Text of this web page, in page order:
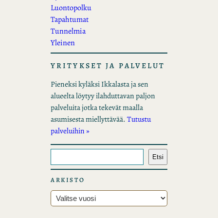
Luontopolku
Tapahtumat
Tunnelmia
Yleinen
YRITYKSET JA PALVELUT
Pieneksi kyläksi Ikkalasta ja sen
alueelta löytyy ilahduttavan paljon
palveluita jotka tekevät maalla
asumisesta miellyttävää.Tutustu
palveluihin »
t
s
i
Etsi
ARKISTO
A
r